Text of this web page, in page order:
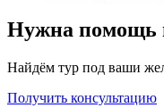
Нужна помощь
Найдём тур под ваши
Получить консультацию